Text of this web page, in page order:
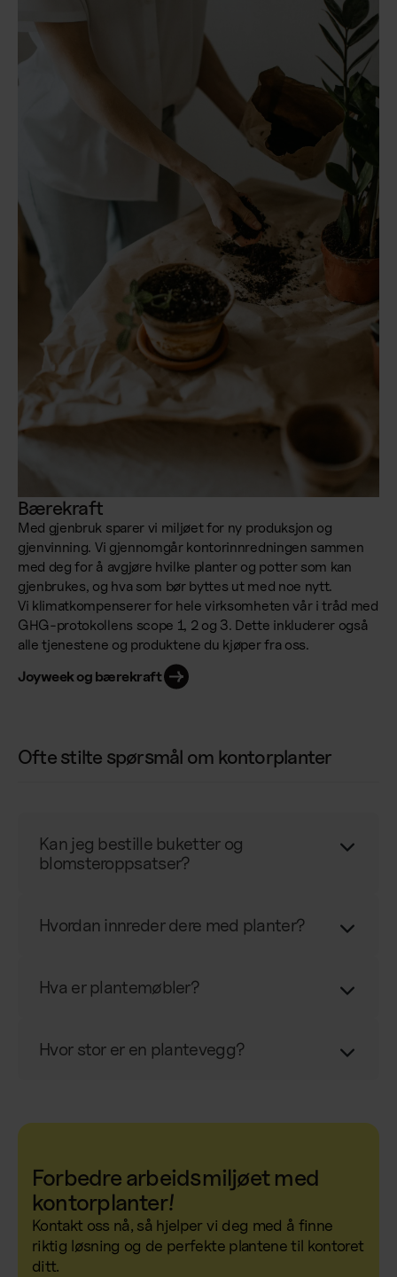
Bærekraft
Med gjenbruk sparer vi miljøet for ny produksjon og
gjenvinning. Vi gjennomgår kontorinnredningen sammen
med deg for å avgjøre hvilke planter og potter som kan
gjenbrukes, og hva som bør byttes ut med noe nytt.
Vi klimatkompenserer for hele virksomheten vår i tråd med
GHG-protokollens scope 1, 2 og 3. Dette inkluderer også
alle tjenestene og produktene du kjøper fra oss.
Joyweek og bærekraft
Ofte stilte spørsmål om kontorplanter
Kan jeg bestille buketter og
blomsteroppsatser?
Hvordan innreder dere med planter?
Hva er plantemøbler?
Hvor stor er en plantevegg?
Forbedre arbeidsmiljøet med
kontorplanter!
Kontakt oss nå, så hjelper vi deg med å finne
riktig løsning og de perfekte plantene til kontoret
ditt.